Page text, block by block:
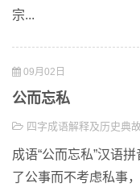
宗...
09月02日
公而忘私
四字成语解释及历史典
成语“公而忘私”汉语
了公事而不考虑私事